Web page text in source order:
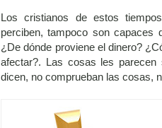
Los cristianos de estos
perciben, tampoco son capaces
¿De dónde proviene el dinero?
afectar?. Las cosas les
dicen, no comprueban las cosas,